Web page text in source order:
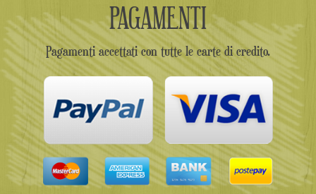
PAGAMENTI
Pagamenti accettati con tutte le carte di credito.